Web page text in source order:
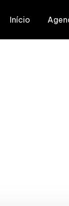
Início